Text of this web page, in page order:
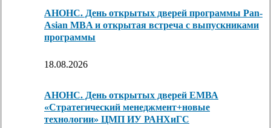
АНОНС. День открытых дверей программы Pan-
Asian MBA и открытая встреча с выпускниками
программы
18.08.2026
АНОНС. День открытых дверей ЕМВА
«Стратегический менеджмент+новые
технологии» ЦМП ИУ РАНХиГС